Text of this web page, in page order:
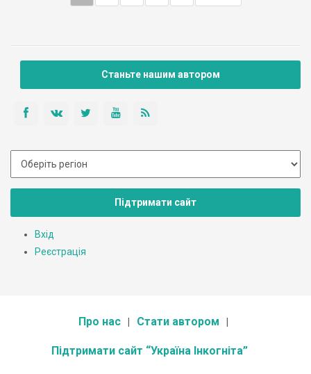
Станьте нашим автором
Підтримати сайт
Вхід
Реєстрація
Про нас Стати автором
Підтримати сайт “Україна Інкогніта”